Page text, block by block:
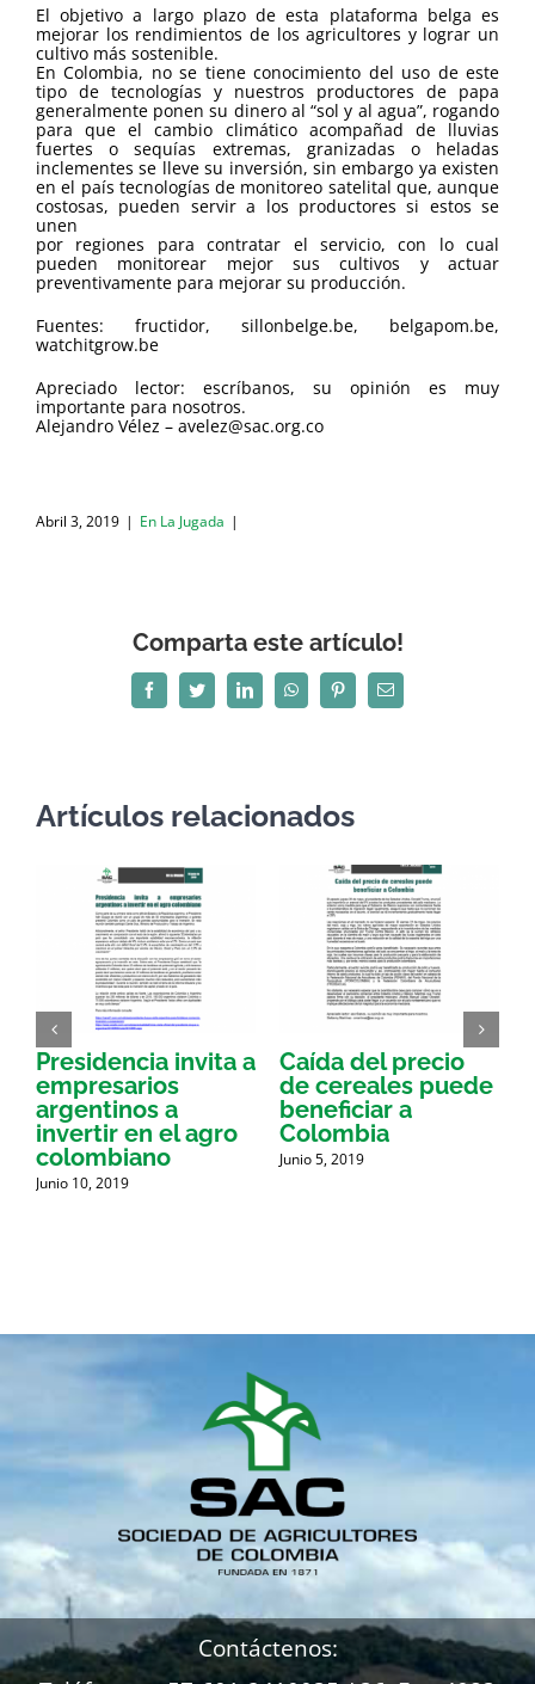
El objetivo a largo plazo de esta plataforma belga es
mejorar los rendimientos de los agricultores y lograr un
cultivo más sostenible.
En Colombia, no se tiene conocimiento del uso de este
tipo de tecnologías y nuestros productores de papa
generalmente ponen su dinero al “sol y al agua”, rogando
para que el cambio climático acompañad de lluvias
fuertes o sequías extremas, granizadas o heladas
inclementes se lleve su inversión, sin embargo ya existen
en el país tecnologías de monitoreo satelital que, aunque
costosas, pueden servir a los productores si estos se
unen
por regiones para contratar el servicio, con lo cual
pueden monitorear mejor sus cultivos y actuar
preventivamente para mejorar su producción.
Fuentes: fructidor, sillonbelge.be, belgapom.be,
watchitgrow.be
Apreciado lector: escríbanos, su opinión es muy
importante para nosotros.
Alejandro Vélez – avelez@sac.org.co
Abril 3, 2019 | En La Jugada |
Comparta este artículo!
FacebookTwitterLinkedInWhatsAppPinterestCorreo
electrónico
Artículos relacionados
Presidencia invita a
empresarios
argentinos a
invertir en el agro
colombiano
Junio 10, 2019
Caída del precio
de cereales puede
beneficiar a
Colombia
Junio 5, 2019
Contáctenos: